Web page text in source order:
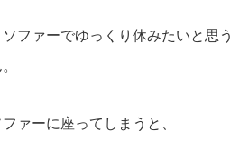
ファーでゆっくり休みたいと思う
。
ァーに座ってしまうと、